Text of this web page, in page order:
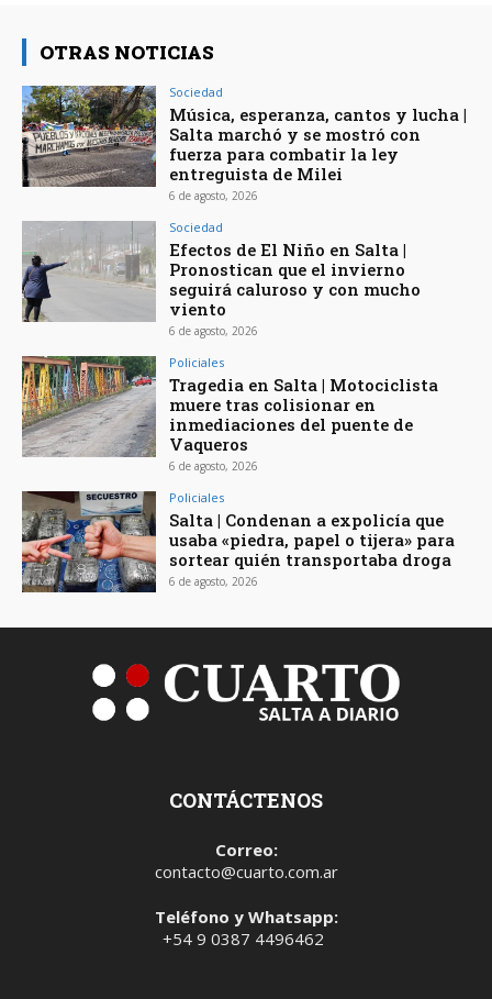
OTRAS NOTICIAS
Sociedad
Música, esperanza, cantos y lucha |
Salta marchó y se mostró con
fuerza para combatir la ley
entreguista de Milei
6 de agosto, 2026
Sociedad
Efectos de El Niño en Salta |
Pronostican que el invierno
seguirá caluroso y con mucho
viento
6 de agosto, 2026
Policiales
Tragedia en Salta | Motociclista
muere tras colisionar en
inmediaciones del puente de
Vaqueros
6 de agosto, 2026
Policiales
Salta | Condenan a expolicía que
usaba «piedra, papel o tijera» para
sortear quién transportaba droga
6 de agosto, 2026
CONTÁCTENOS
Correo:
contacto@cuarto.com.ar
Teléfono y Whatsapp:
+54 9 0387 4496462